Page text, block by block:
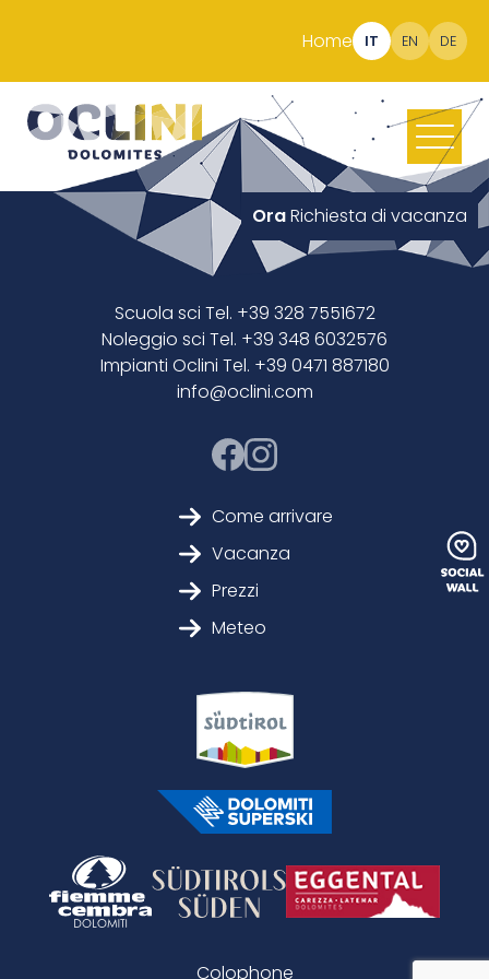
Home IT EN DE
OraRichiesta di vacanza
Scuola sci Tel. +39 328 7551672
Noleggio sci Tel. +39 348 6032576
Impianti Oclini Tel. +39 0471 887180
info@oclini.com
Come arrivare
Vacanza
Prezzi
Meteo
Colophone